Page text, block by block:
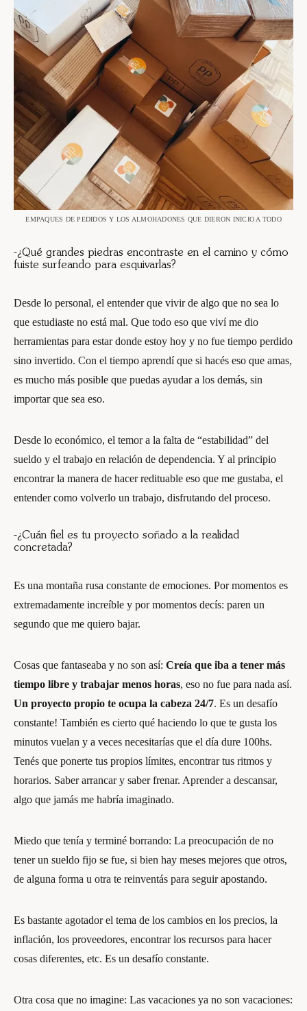
EMPAQUES DE PEDIDOS Y LOS ALMOHADONES QUE DIERON INICIO A TODO
-¿Qué grandes piedras encontraste en el camino y cómo
fuiste surfeando para esquivarlas?
Desde lo personal, el entender que vivir de algo que no sea lo
que estudiaste no está mal. Que todo eso que viví me dio
herramientas para estar donde estoy hoy y no fue tiempo perdido
sino invertido. Con el tiempo aprendí que si hacés eso que amas,
es mucho más posible que puedas ayudar a los demás, sin
importar que sea eso.
Desde lo económico, el temor a la falta de “estabilidad” del
sueldo y el trabajo en relación de dependencia. Y al principio
encontrar la manera de hacer redituable eso que me gustaba, el
entender como volverlo un trabajo, disfrutando del proceso.
-¿Cuán fiel es tu proyecto soñado a la realidad
concretada?
Es una montaña rusa constante de emociones. Por momentos es
extremadamente increíble y por momentos decís: paren un
segundo que me quiero bajar.
Cosas que fantaseaba y no son así: Creía que iba a tener más
tiempo libre y trabajar menos horas, eso no fue para nada así.
Un proyecto propio te ocupa la cabeza 24/7. Es un desafío
constante! También es cierto qué haciendo lo que te gusta los
minutos vuelan y a veces necesitarías que el día dure 100hs.
Tenés que ponerte tus propios límites, encontrar tus ritmos y
horarios. Saber arrancar y saber frenar. Aprender a descansar,
algo que jamás me habría imaginado.
Miedo que tenía y terminé borrando: La preocupación de no
tener un sueldo fijo se fue, si bien hay meses mejores que otros,
de alguna forma u otra te reinventás para seguir apostando.
Es bastante agotador el tema de los cambios en los precios, la
inflación, los proveedores, encontrar los recursos para hacer
cosas diferentes, etc. Es un desafío constante.
Otra cosa que no imagine: Las vacaciones ya no son vacaciones: